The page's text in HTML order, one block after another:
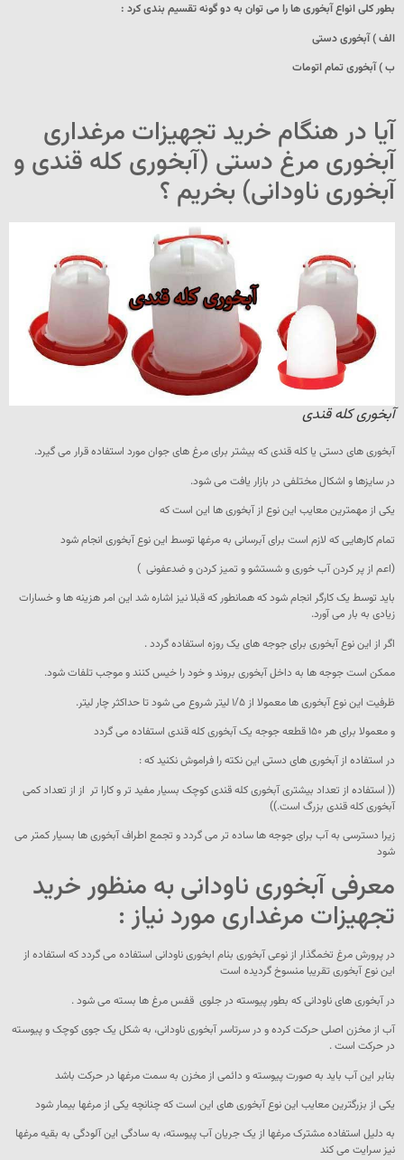
بطور کلی انواع آبخوری ها را می توان به دو گونه تقسیم بندی کرد :
الف ) آبخوری دستی
ب ) آبخوری تمام اتومات
آیا در هنگام خرید تجهیزات مرغداری
آبخوری مرغ دستی (آبخوری کله قندی و
آبخوری ناودانی) بخریم ؟
آبخوری کله قندی
آبخوری های دستی یا کله قندی که بیشتر برای مرغ های جوان مورد استفاده قرار می گیرد.
در سایزها و اشکال مختلفی در بازار یافت می شود.
یکی از مهمترین معایب این نوع از آبخوری ها این است که
تمام کارهایی که لازم است برای آبرسانی به مرغها توسط این نوع آبخوری انجام شود
(اعم از پر کردن آب خوری و شستشو و تمیز کردن و ضدعفونی )
باید توسط یک کارگر انجام شود که همانطور که قبلا نیز اشاره شد این امر هزینه ها و خسارات
زیادی به بار می آورد.
اگر از این نوع آبخوری برای جوجه های یک روزه استفاده گردد .
ممکن است جوجه ها به داخل آبخوری بروند و خود را خیس کنند و موجب تلفات شود.
ظرفیت این نوع آبخوری ها معمولا از ۱/۵ لیتر شروع می شود تا حداکثر چار لیتر.
و معمولا برای هر ۱۵۰ قطعه جوجه یک آبخوری کله قندی استفاده می گردد
در استفاده از آبخوری های دستی این نکته را فراموش نکنید که :
(( استفاده از تعداد بیشتری آبخوری کله قندی کوچک بسیار مفید تر و کارا تر از از تعداد کمی
آبخوری کله قندی بزرگ است.))
زیرا دسترسی به آب برای جوجه ها ساده تر می گردد و تجمع اطراف آبخوری ها بسیار کمتر می
شود
معرفی آبخوری ناودانی به منظور خرید
تجهیزات مرغداری مورد نیاز :
در پرورش مرغ تخمگذار از نوعی آبخوری بنام ابخوری ناودانی استفاده می گردد که استفاده از
این نوع آبخوری تقریبا منسوخ گردیده است
در آبخوری های ناودانی که بطور پیوسته در جلوی قفس مرغ ها بسته می شود .
آب از مخزن اصلی حرکت کرده و در سرتاسر آبخوری ناودانی، به شکل یک جوی کوچک و پیوسته
در حرکت است .
بنابر این آب باید به صورت پیوسته و دائمی از مخزن به سمت مرغها در حرکت باشد
یکی از بزرگترین معایب این نوع آبخوری های این است که چنانچه یکی از مرغها بیمار شود
به دلیل استفاده مشترک مرغها از یک جریان آب پیوسته، به سادگی این آلودگی به بقیه مرغها
نیز سرایت می کند